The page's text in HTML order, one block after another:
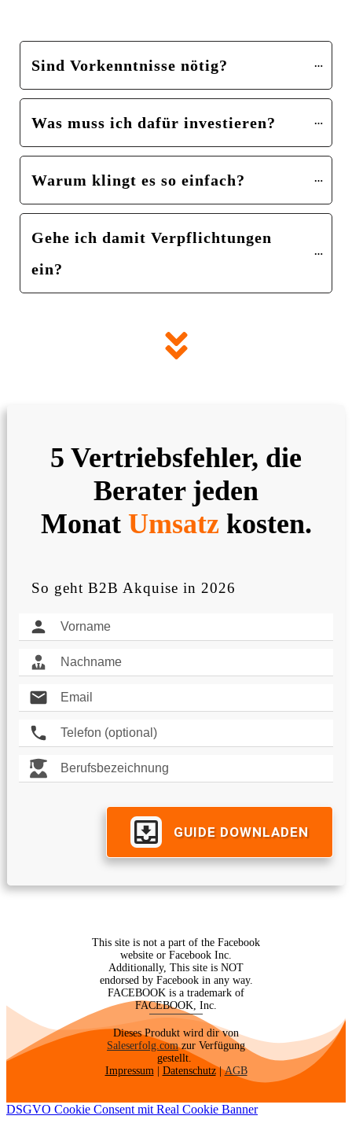
Sind Vorkenntnisse nötig?
Was muss ich dafür investieren?
Warum klingt es so einfach?
Gehe ich damit Verpflichtungen
ein?
5 Vertriebsfehler, die
Berater jeden
Monat Umsatzkosten.
So geht B2B Akquise in 2026
GUIDE DOWNLADEN
This site is not a part of the Facebook
website or Facebook Inc.
Additionally, This site is NOT
endorsed by Facebook in any way.
FACEBOOK is a trademark of
FACEBOOK, Inc.
Dieses Produkt wird dir von
Saleserfolg.comzur Verfügung
gestellt.
Impressum| Datenschutz| AGB
DSGVO Cookie Consent mit Real Cookie Banner